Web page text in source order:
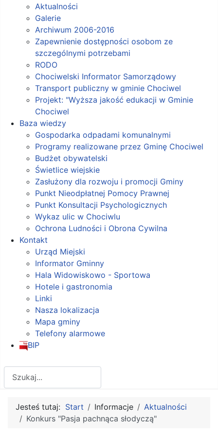
Aktualności
Galerie
Archiwum 2006-2016
Zapewnienie dostępności osobom ze
szczególnymi potrzebami
RODO
Chociwelski Informator Samorządowy
Transport publiczny w gminie Chociwel
Projekt: "Wyższa jakość edukacji w Gminie
Chociwel
Baza wiedzy
Gospodarka odpadami komunalnymi
Programy realizowane przez Gminę Chociwel
Budżet obywatelski
Świetlice wiejskie
Zasłużony dla rozwoju i promocji Gminy
Punkt Nieodpłatnej Pomocy Prawnej
Punkt Konsultacji Psychologicznych
Wykaz ulic w Chociwlu
Ochrona Ludności i Obrona Cywilna
Kontakt
Urząd Miejski
Informator Gminny
Hala Widowiskowo - Sportowa
Hotele i gastronomia
Linki
Nasza lokalizacja
Mapa gminy
Telefony alarmowe
BIP
Jesteś tutaj: Start Informacje
Aktualności
Konkurs "Pasja pachnąca słodyczą"